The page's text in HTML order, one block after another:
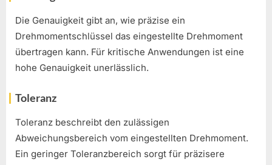
Die Genauigkeit gibt an, wie präzise ein
Drehmomentschlüssel das eingestellte Drehmoment
übertragen kann. Für kritische Anwendungen ist eine
hohe Genauigkeit unerlässlich.
Toleranz
Toleranz beschreibt den zulässigen
Abweichungsbereich vom eingestellten Drehmoment.
Ein geringer Toleranzbereich sorgt für präzisere